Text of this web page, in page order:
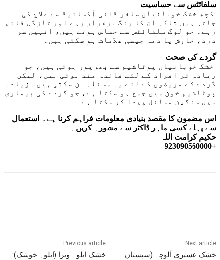
سلفائٹس سے حساسیت
کچھ خشک خوبانیاں سلفر ڈائی آکسائیڈ سے علاج کی
جاتی ہیں تاکہ ان کا رنگ برقرار رہے اور تازگی قائم
رہے۔ جو لوگ سلفائٹس سے حساس ہوتے ہیں، انہیں سر
درد، خارش یا دمہ جیسی علامات ہو سکتی ہیں۔
گردے کی صحت
خشک خوبانیاں پوٹاشیم سے بھرپور ہوتی ہیں، جو
زیادہ تر افراد کے لئے فائدہ مند ہوتی ہیں، لیکن
گردے کے مریضوں کے لئے یہ مسئلہ بن سکتی ہیں۔ زیادہ
پوٹاشیم خون میں جمع ہو سکتا ہے، جو گردے کی بیماری
میں سنگین مسائل پیدا کر سکتا ہے۔
اس مضمون کا مقصد بنیادی معلومات فراہم کرنا ہے۔ استعمال
سے پہلے کسی ماہر ڈاکٹر سے مشورہ کریں۔
حکیم کرامت اللہ
+923090560000
Previous article
خشک ایلوہ ویرا (ایلوہ خوشک):
Next article
خشک عسیری آلوچہ (سپستاں